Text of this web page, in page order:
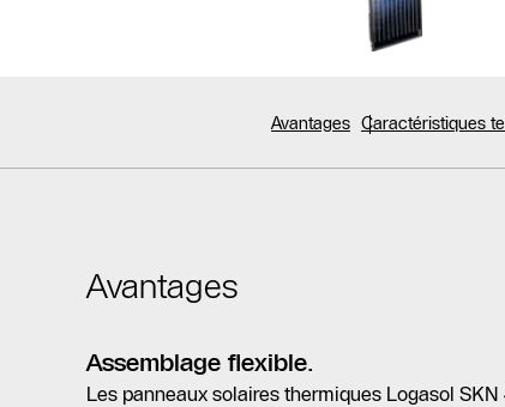
Avantages Caractéristiques
Avantages
Assemblage flexible.
Les panneaux solaires thermiques Logasol